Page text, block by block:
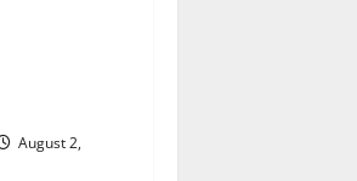
August 2,